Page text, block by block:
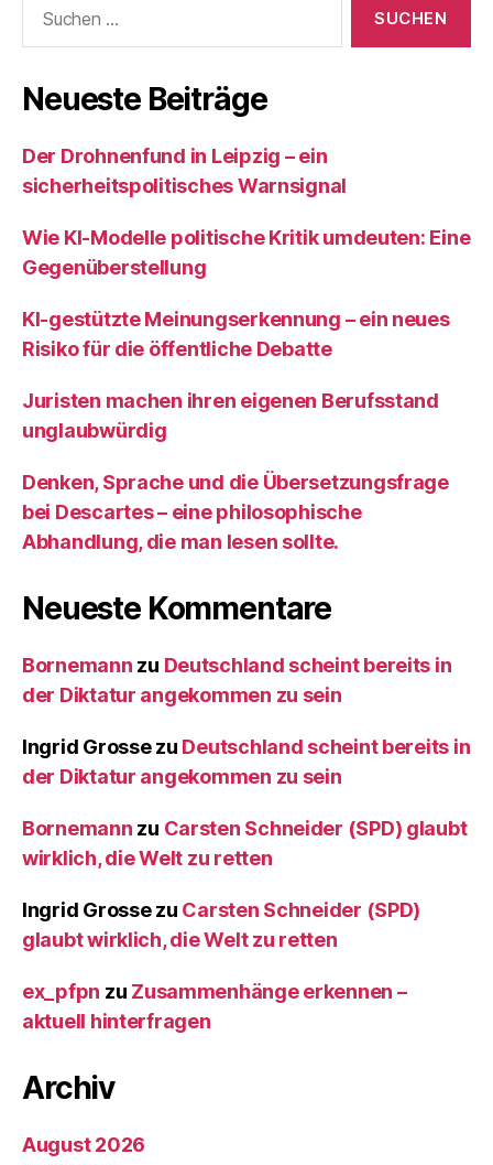
nach:
Neueste Beiträge
Der Drohnenfund in Leipzig – ein
sicherheitspolitisches Warnsignal
Wie KI‑Modelle politische Kritik umdeuten: Eine
Gegenüberstellung
KI‑gestützte Meinungserkennung – ein neues
Risiko für die öffentliche Debatte
Juristen machen ihren eigenen Berufsstand
unglaubwürdig
Denken, Sprache und die Übersetzungsfrage
bei Descartes – eine philosophische
Abhandlung, die man lesen sollte.
Neueste Kommentare
Bornemann zu Deutschland scheint bereits in
der Diktatur angekommen zu sein
Ingrid Grossezu Deutschland scheint bereits in
der Diktatur angekommen zu sein
Bornemann zu Carsten Schneider (SPD) glaubt
wirklich, die Welt zu retten
Ingrid Grossezu Carsten Schneider (SPD)
glaubt wirklich, die Welt zu retten
ex_pfpn zu Zusammenhänge erkennen –
aktuell hinterfragen
Archiv
August 2026